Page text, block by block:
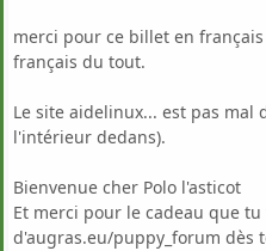
merci pour ce billet en
français du tout.
Le site aidelinux... est pas mal
l'intérieur dedans).
Bienvenue cher Polo l'asticot
Et merci pour le cadeau que
d'augras.eu/puppy_forum dès